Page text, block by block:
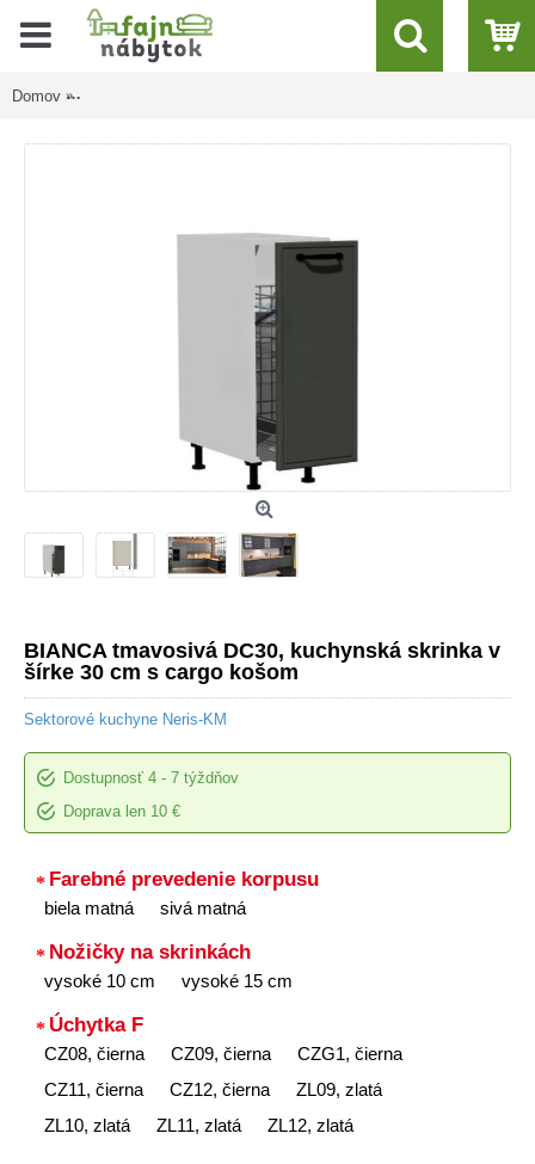
Domov
BIANCA tmavosivá DC30, kuchynská skrinka v
šírke 30 cm s cargo košom
Sektorové kuchyne Neris-KM
Dostupnosť 4 - 7 týždňov
Doprava len 10 €
Farebné prevedenie korpusu
biela matná sivá matná
Nožičky na skrinkách
vysoké 10 cm vysoké 15 cm
Úchytka F
CZ08, čierna CZ09, čierna
CZG1, čierna
CZ11, čierna
CZ12, čierna
ZL09, zlatá
ZL10, zlatá
ZL11, zlatá ZL12, zlatá